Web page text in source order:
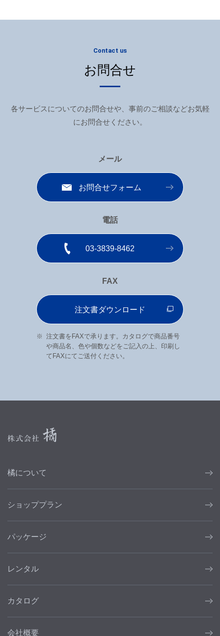
Contact us
お問合せ
各サービスについてのお問合せや、事前のご相談などお気軽
にお問合せください。
メール
お問合せフォーム
電話
03-3839-8462
FAX
注文書ダウンロード
注文書をFAXで承ります。カタログで商品番号
や商品名、色や個数などをご記入の上、印刷し
てFAXにてご送付ください。
橘について
ショッププラン
パッケージ
レンタル
カタログ
会社概要